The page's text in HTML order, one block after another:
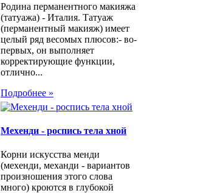
Родина перманентного макияжа
(татуажа) - Италия. Татуаж
(перманентный макияж) имеет
целый ряд весомых плюсов:- во-
первых, он выполняет
корректирующие функции,
отлично...
Подробнее »
Мехенди - роспись тела хной
Корни искусства менди
(мехенди, механди - вариантов
произношения этого слова
много) кроются в глубокой